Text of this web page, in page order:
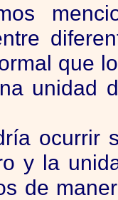
que
unidad
ocurrir
y la
de